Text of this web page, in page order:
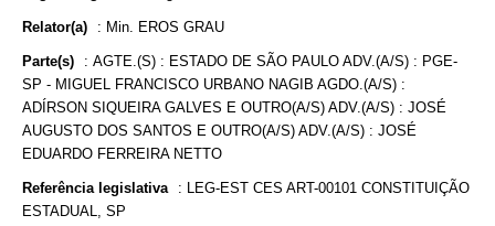
Relator(a) : Min. EROS GRAU
Parte(s) : AGTE.(S) : ESTADO DE SÃO PAULO ADV.(A/S) : PGE-
SP - MIGUEL FRANCISCO URBANO NAGIB AGDO.(A/S) :
ADÍRSON SIQUEIRA GALVES E OUTRO(A/S) ADV.(A/S) : JOSÉ
AUGUSTO DOS SANTOS E OUTRO(A/S) ADV.(A/S) : JOSÉ
EDUARDO FERREIRA NETTO
Referência legislativa : LEG-EST CES ART-00101 CONSTITUIÇÃO
ESTADUAL, SP